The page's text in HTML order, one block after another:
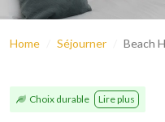
Home Séjourner Beach
Choix durable Lire plus